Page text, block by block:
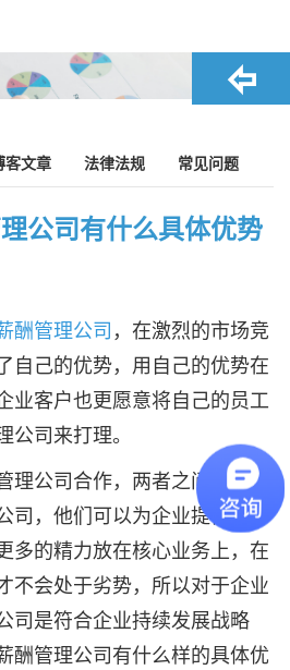
客文章 法律法规 常见问题
公司有什么具体优势
酬管理公司，在激烈的市场竞
自己的优势，用自己的优势在
业客户也更愿意将自己的员工
司来打理。
理公司合作，两者之间是共赢
司，他们可以为企业提供更专
多的精力放在核心业务上，在
不会处于劣势，所以对于企业
司是符合企业持续发展战略
酬管理公司有什么样的具体优